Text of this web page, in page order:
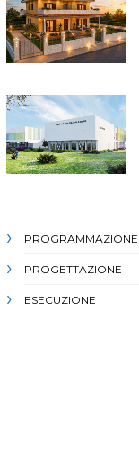
PROGRAMMAZIONE
PROGETTAZIONE
ESECUZIONE